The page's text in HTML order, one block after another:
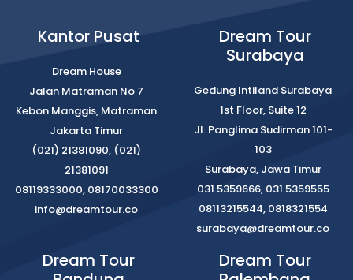
Kantor Pusat
Dream House
Jalan Matraman No 7
Kebon Manggis, Matraman
Jakarta Timur
(021) 21381090, (021)
21381091
08119333000, 08170033300
info@dreamtour.co
Dream Tour
Surabaya
Gedung Intiland Surabaya
1st Floor, Suite 12
Jl. Panglima Sudirman 101-
103
Surabaya, Jawa Timur
031 5359666, 031 5359555
08113215544, 0818321554
surabaya@dreamtour.co
Dream Tour
Dream Tour